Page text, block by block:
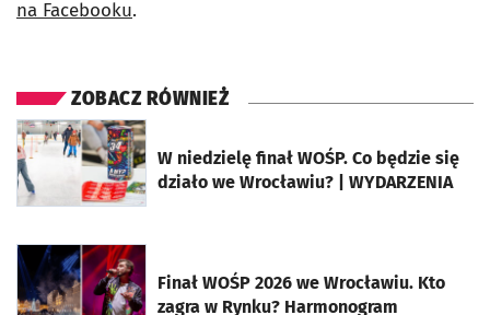
na Facebooku.
ZOBACZ RÓWNIEŻ
W niedzielę finał WOŚP. Co będzie się
działo we Wrocławiu? | WYDARZENIA
otworzy się w nowej karcie
Finał WOŚP 2026 we Wrocławiu. Kto
zagra w Rynku? Harmonogram
otworzy się w nowej karcie